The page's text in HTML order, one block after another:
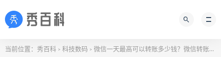
当前位置： 秀百科 > 科技数码 > 微信一天最高可以转账多少钱？微信转账额度查询